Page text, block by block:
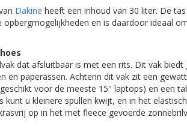
Dakine heeft een inhoud van 30 liter. De
opbergmogelijkheden en is daardoor ideaal
dat afsluitbaar is met een rits. Dit vak
en paperassen. Achterin dit vak zit een
voor de meeste 15" laptops) en een
u kleinere spullen kwijt, en in het
op in het met fleece gevoerde